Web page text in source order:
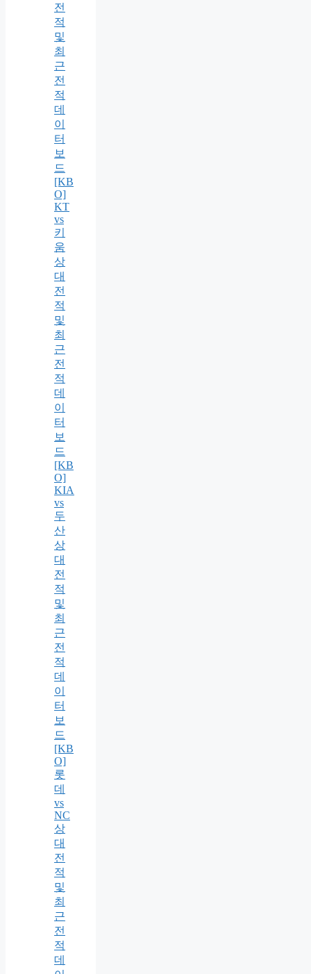
전
적
및
최
근
전
적
데
이
터
보
드
[KB
O]
KT
vs
키
움
상
대
전
적
및
최
근
전
적
데
이
터
보
드
[KB
O]
KIA
vs
두
산
상
대
전
적
및
최
근
전
적
데
이
터
보
드
[KB
O]
롯
데
vs
NC
상
대
전
적
및
최
근
전
적
데